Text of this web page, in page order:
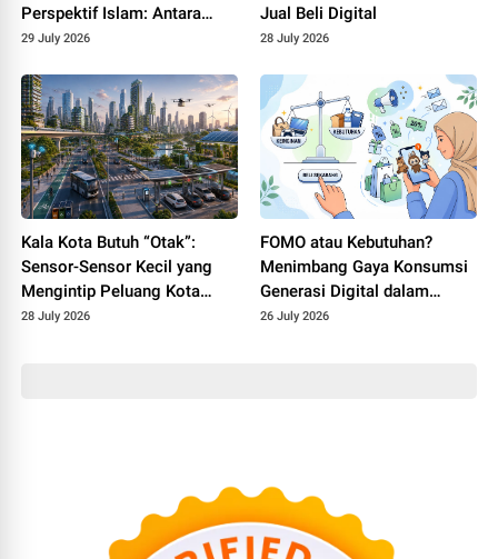
Perspektif Islam: Antara
Kemudahan Transaksi dan
29 July 2026
Jual Beli Digital
28 July 2026
Kala Kota Butuh “Otak”:
Sensor-Sensor Kecil yang
Mengintip Peluang Kota
Pintar di Indonesia
28 July 2026
FOMO atau Kebutuhan?
Menimbang Gaya Konsumsi
Generasi Digital dalam
Perspektif Muamalah
26 July 2026